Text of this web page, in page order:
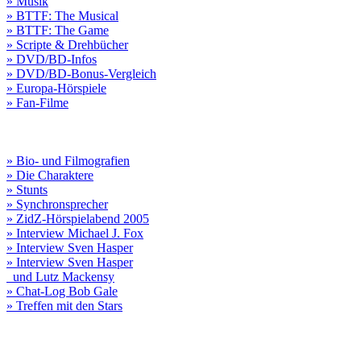
» BTTF: The Musical
» BTTF: The Game
» Scripte & Drehbücher
» DVD/BD-Infos
» DVD/BD-Bonus-Vergleich
» Europa-Hörspiele
» Fan-Filme
» Bio- und Filmografien
» Die Charaktere
» Stunts
» Synchronsprecher
» ZidZ-Hörspielabend 2005
» Interview Michael J. Fox
» Interview Sven Hasper
» Interview Sven Hasper
und Lutz Mackensy
» Chat-Log Bob Gale
» Treffen mit den Stars